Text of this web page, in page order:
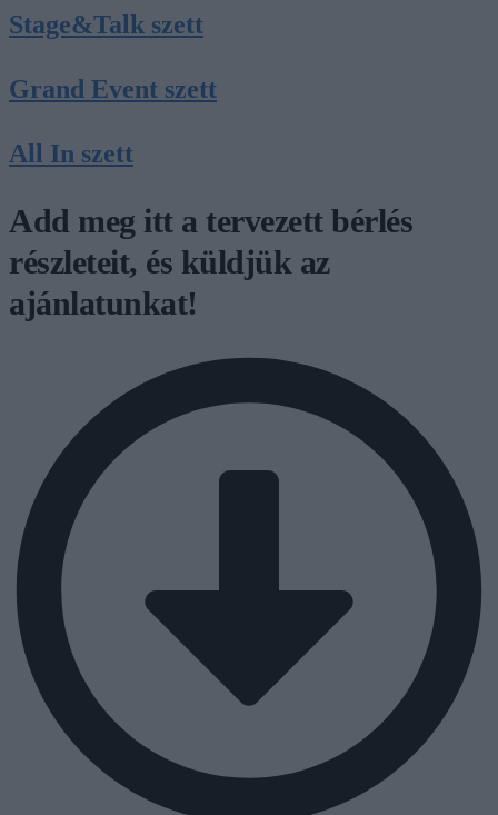
Stage&Talk szett
Grand Event szett
All In szett
Add meg itt a tervezett bérlés
részleteit, és küldjük az
ajánlatunkat!